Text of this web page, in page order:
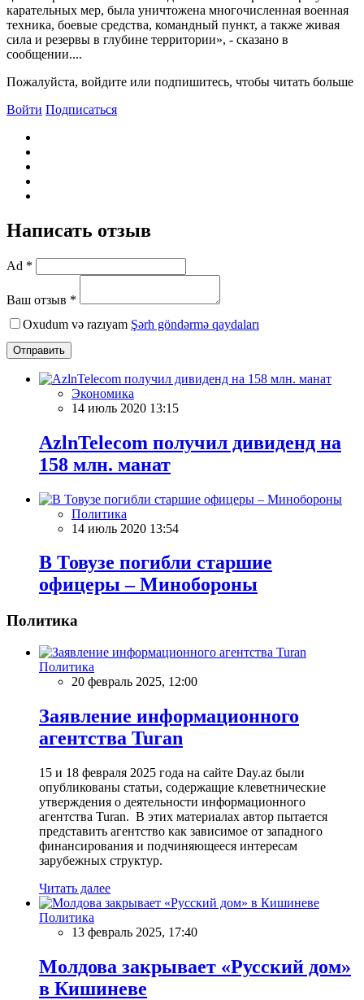
карательных мер, была уничтожена многочисленная военная
техника, боевые средства, командный пункт, а также живая
сила и резервы в глубине территории», - сказано в
сообщении....
Пожалуйста, войдите или подпишитесь, чтобы читать больше
Войти Подписаться
Написать отзыв
Ad *
Ваш отзыв *
Oxudum və razıyam Şərh göndərmə qaydaları
Отправить
Экономика
14 июль 2020 13:15
AzlnTelecom получил дивиденд на
158 млн. манат
Политика
14 июль 2020 13:54
В Товузе погибли старшие
офицеры – Минобороны
Политика
Политика
20 февраль 2025, 12:00
Заявление информационного
агентства Turan
15 и 18 февраля 2025 года на сайте Day.az были
опубликованы статьи, содержащие клеветнические
утверждения о деятельности информационного
агентства Turan. В этих материалах автор пытается
представить агентство как зависимое от западного
финансирования и подчиняющееся интересам
зарубежных структур.
Читать далее
Политика
13 февраль 2025, 17:40
Молдова закрывает «Русский дом»
в Кишиневе